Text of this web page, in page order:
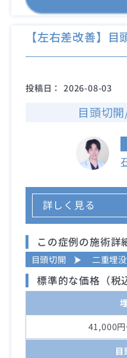
【左右差改善】
投稿日： 2026-08-03
目頭切
詳しく見る
この症例の施術詳
目頭切開 二重埋
標準的な価格（税
41,000
目